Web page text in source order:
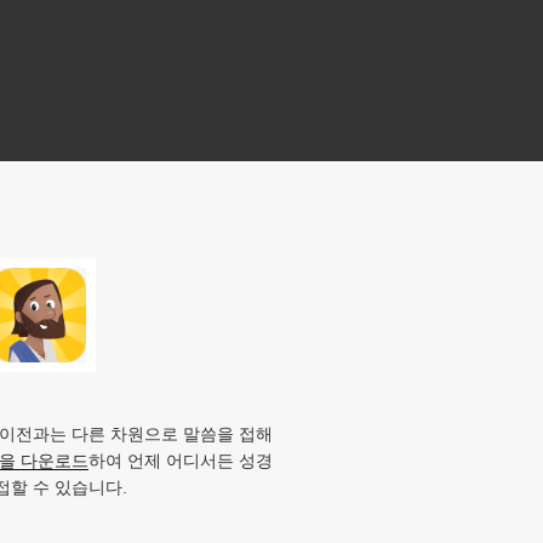
전과는 다른 차원으로 말씀을 접해
다운로드하여 언제 어디서든 성경
할 수 있습니다.